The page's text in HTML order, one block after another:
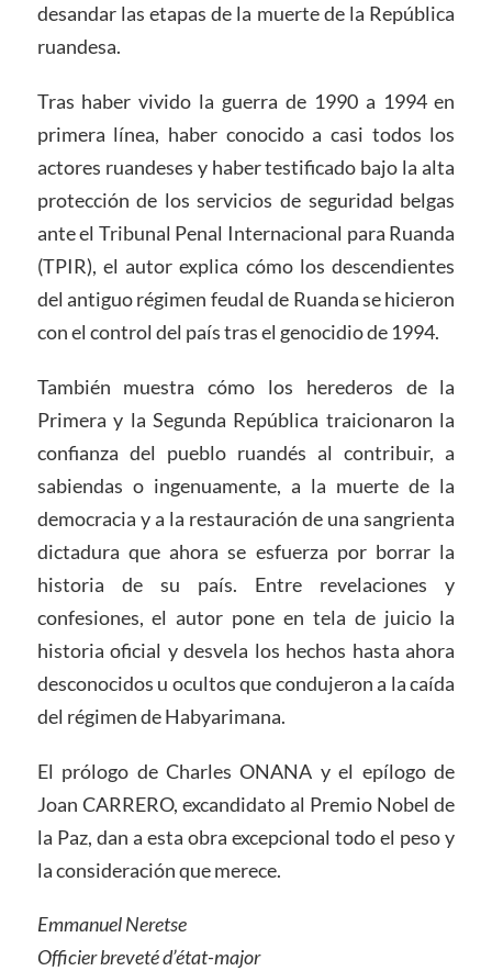
desandar las etapas de la muerte de la República
ruandesa.
Tras haber vivido la guerra de 1990 a 1994 en
primera línea, haber conocido a casi todos los
actores ruandeses y haber testificado bajo la alta
protección de los servicios de seguridad belgas
ante el Tribunal Penal Internacional para Ruanda
(TPIR), el autor explica cómo los descendientes
del antiguo régimen feudal de Ruanda se hicieron
con el control del país tras el genocidio de 1994.
También muestra cómo los herederos de la
Primera y la Segunda República traicionaron la
confianza del pueblo ruandés al contribuir, a
sabiendas o ingenuamente, a la muerte de la
democracia y a la restauración de una sangrienta
dictadura que ahora se esfuerza por borrar la
historia de su país. Entre revelaciones y
confesiones, el autor pone en tela de juicio la
historia oficial y desvela los hechos hasta ahora
desconocidos u ocultos que condujeron a la caída
del régimen de Habyarimana.
El prólogo de Charles ONANA y el epílogo de
Joan CARRERO, excandidato al Premio Nobel de
la Paz, dan a esta obra excepcional todo el peso y
la consideración que merece.
Emmanuel Neretse
Officier breveté d’état-major